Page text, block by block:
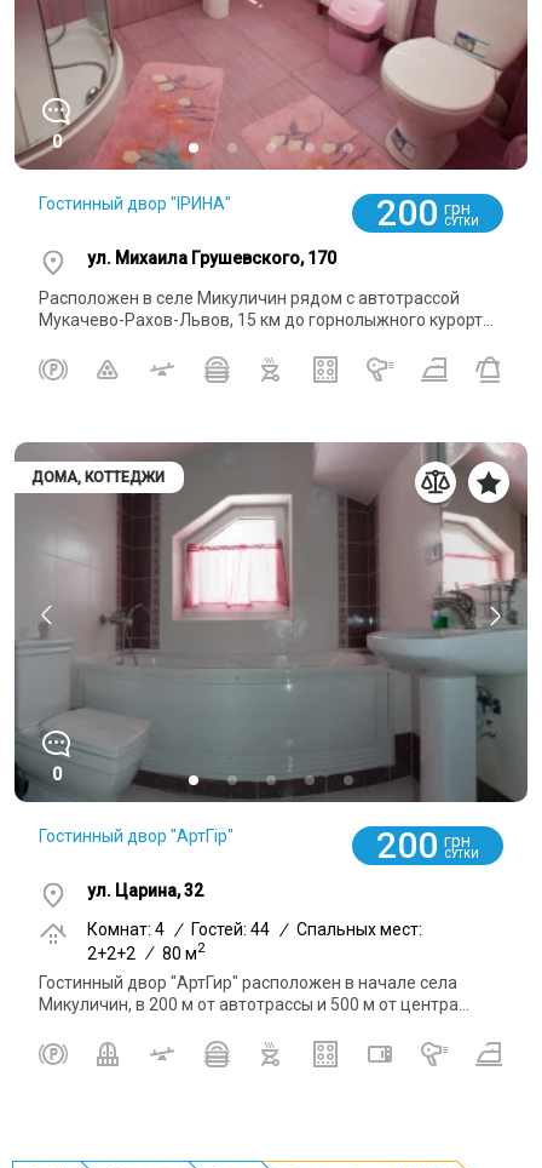
0
Гостинный двор "ІРИНА" 200 грн
СУТКИ
ул. Михаила Грушевского, 170
Расположен в селе Микуличин рядом с автотрассой
Мукачево-Рахов-Львов, 15 км до горнолыжного курорт...
ДОМА, КОТТЕДЖИ
0
Гостинный двор "АртГір" 200 грн
СУТКИ
ул. Царина, 32
Комнат: 4 / Гостей: 44 / Спальных мест:
2+2+2 / 80 м2
Гостинный двор "АртГир" расположен в начале села
Микуличин, в 200 м от автотрассы и 500 м от центра...